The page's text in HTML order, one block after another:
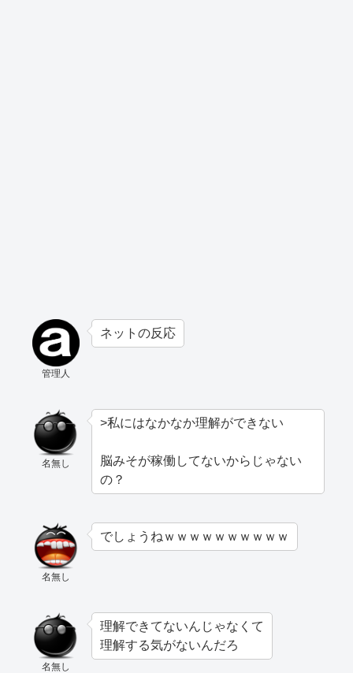
管理人
ネットの反応
名無し
>私にはなかなか理解ができない
脳みそが稼働してないからじゃない
の？
名無し
でしょうねｗｗｗｗｗｗｗｗｗｗ
名無し
理解できてないんじゃなくて
理解する気がないんだろ